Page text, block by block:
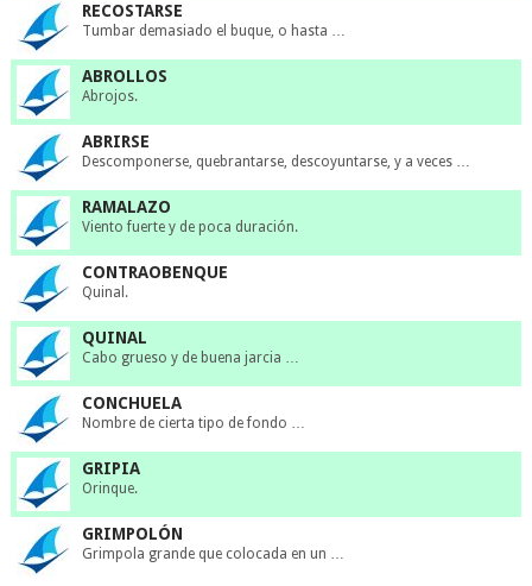
RECOSTARSE
Tumbar demasiado el buque, o hasta …
ABROLLOS
Abrojos.
ABRIRSE
Descomponerse, quebrantarse, descoyuntarse, y a veces …
RAMALAZO
Viento fuerte y de poca duración.
CONTRAOBENQUE
Quinal.
QUINAL
Cabo grueso y de buena jarcia …
CONCHUELA
Nombre de cierta tipo de fondo …
GRIPIA
Orinque.
GRIMPOLÓN
Grimpola grande que colocada en un …